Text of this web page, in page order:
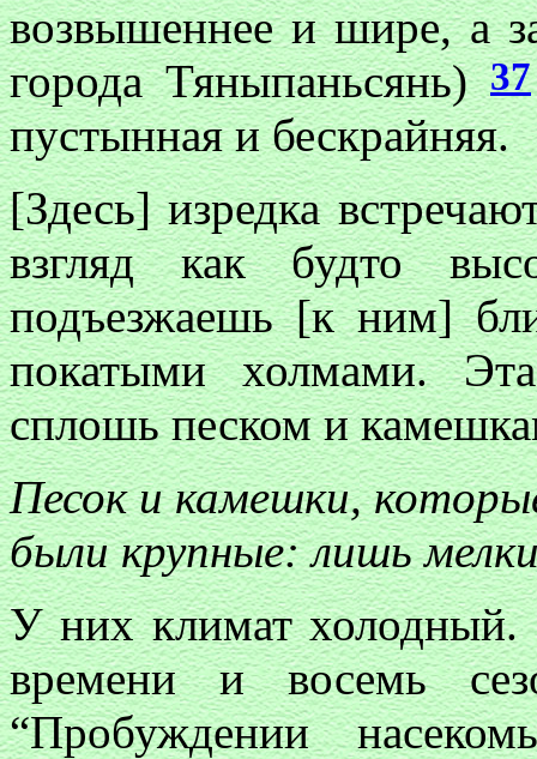
возвышеннее и шире, а
города Тяныпаньсянь)37
пустынная и бескрайняя.
[Здесь] изредка
взгляд как будто
подъезжаешь [к ним]
покатыми холмами.
сплошь песком и
Песок и камешки,
были крупные: лишь
У них климат холодный.
времени и восемь
“Пробуждении